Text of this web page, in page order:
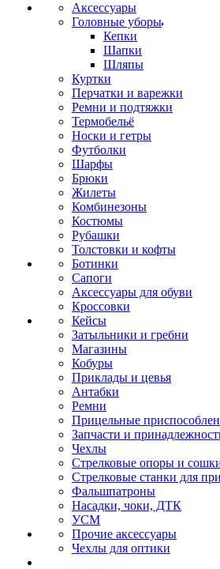
Аксессуары
Головные уборы
Кепки
Шапки
Шляпы
Куртки
Перчатки и варежки
Ремни и подтяжки
Термобельё
Носки и гетры
Футболки
Шарфы
Брюки
Жилеты
Комбинезоны
Костюмы
Рубашки
Толстовки и кофты
Ботинки
Сапоги
Аксессуары для обуви
Кроссовки
Кейсы
Затыльники и гребни
Магазины
Кобуры
Приклады и цевья
Антабки
Ремни
Прицельные
Запчасти и
Чехлы
Стрелковые опоры и
Стрелковые станки для
Фальшпатроны
Насадки, чоки, ДТК
УСМ
Прочие аксессуары
Чехлы для оптики